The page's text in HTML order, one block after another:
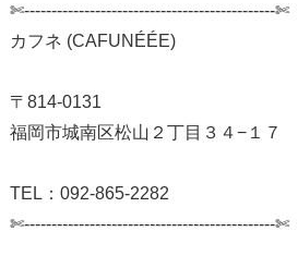
✄-------------------‐-------------------‐------✄
カフネ (CAFUNÉÉE)
〒814-0131
福岡市城南区松山２丁目３４−１７
TEL：092-865-2282
✄-------------------‐-------------------‐------✄